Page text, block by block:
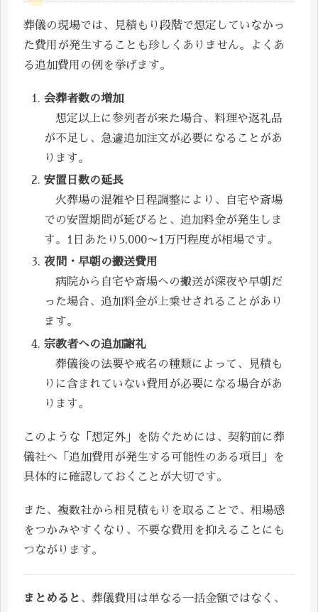
葬儀の現場では、見積もり段階で想定していなかっ
た費用が発生することも珍しくありません。よくあ
る追加費用の例を挙げます。
会葬者数の増加
想定以上に参列者が来た場合、料理や返礼品
が不足し、急遽追加注文が必要になることがあ
ります。
安置日数の延長
火葬場の混雑や日程調整により、自宅や斎場
での安置期間が延びると、追加料金が発生しま
す。1日あたり5,000〜1万円程度が相場です。
夜間・早朝の搬送費用
病院から自宅や斎場への搬送が深夜や早朝だ
った場合、追加料金が上乗せされることがあり
ます。
宗教者への追加謝礼
葬儀後の法要や戒名の種類によって、見積も
りに含まれていない費用が必要になる場合があ
ります。
このような「想定外」を防ぐためには、契約前に葬
儀社へ「追加費用が発生する可能性のある項目」を
具体的に確認しておくことが大切です。
また、複数社から相見積もりを取ることで、相場感
をつかみやすくなり、不要な費用を抑えることにも
つながります。
まとめると、葬儀費用は単なる一括金額ではなく、